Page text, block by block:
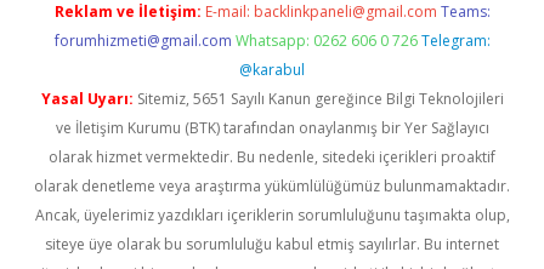
Reklam ve İletişim: E-mail: backlinkpaneli@gmail.com Teams:
forumhizmeti@gmail.com Whatsapp: 0262 606 0 726 Telegram:
@karabul
Yasal Uyarı: Sitemiz, 5651 Sayılı Kanun gereğince Bilgi Teknolojileri
ve İletişim Kurumu (BTK) tarafından onaylanmış bir Yer Sağlayıcı
olarak hizmet vermektedir. Bu nedenle, sitedeki içerikleri proaktif
olarak denetleme veya araştırma yükümlülüğümüz bulunmamaktadır.
Ancak, üyelerimiz yazdıkları içeriklerin sorumluluğunu taşımakta olup,
siteye üye olarak bu sorumluluğu kabul etmiş sayılırlar. Bu internet